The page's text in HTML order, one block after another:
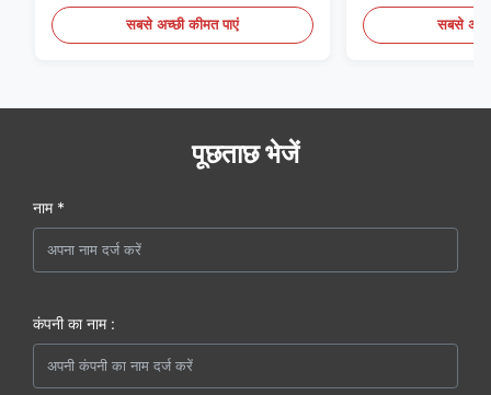
सबसे अच्छी कीमत पाएं सबसे
पूछताछ भेजें
नाम *
कंपनी का नाम :